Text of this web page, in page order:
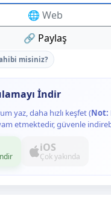
🌐 Web
🔗 Paylaş
misiniz?
İndir
yaz, daha hızlı keşfet (Not:
etmektedir, güvenle
iOS
Çok yakında